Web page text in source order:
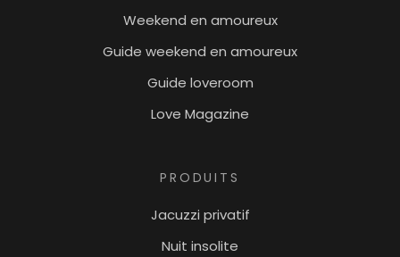
Weekend en amoureux
Guide weekend en amoureux
Guide loveroom
Love Magazine
PRODUITS
Jacuzzi privatif
Nuit insolite